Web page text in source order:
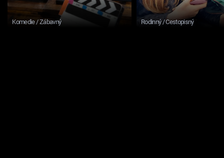
Komedie / Zábavný Rodinný / Cestopisný